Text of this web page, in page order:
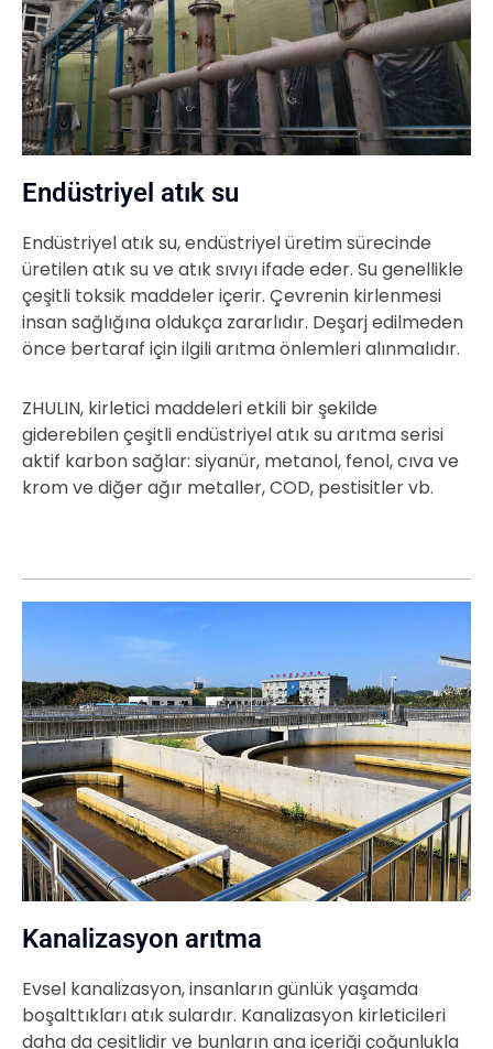
Endüstriyel atık su
Endüstriyel atık su, endüstriyel üretim sürecinde
üretilen atık su ve atık sıvıyı ifade eder. Su genellikle
çeşitli toksik maddeler içerir. Çevrenin kirlenmesi
insan sağlığına oldukça zararlıdır. Deşarj edilmeden
önce bertaraf için ilgili arıtma önlemleri alınmalıdır.
ZHULIN, kirletici maddeleri etkili bir şekilde
giderebilen çeşitli endüstriyel atık su arıtma serisi
aktif karbon sağlar: siyanür, metanol, fenol, cıva ve
krom ve diğer ağır metaller, COD, pestisitler vb.
Kanalizasyon arıtma
Evsel kanalizasyon, insanların günlük yaşamda
boşalttıkları atık sulardır. Kanalizasyon kirleticileri
daha da çeşitlidir ve bunların ana içeriği çoğunlukla